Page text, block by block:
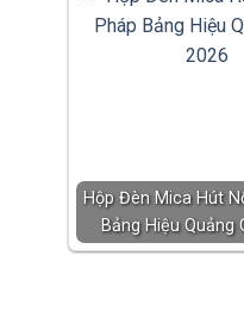
Hộp Đèn Mica Hút
Bảng Hiệu Quảng